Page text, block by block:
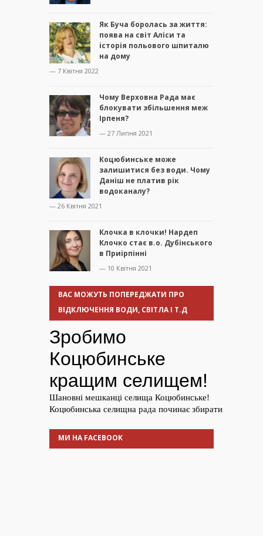
Як Буча боролась за життя:
поява на світ Аліси та
історія польового шпиталю
на дому
— 7 Квітня 2022
Чому Верховна Рада має
блокувати збільшення меж
Ірпеня?
— 27 Липня 2021
Коцюбинське може
залишитися без води. Чому
Даніш не платив рік
водоканалу?
— 26 Квітня 2021
Клочка в клочки! Нардеп
Клочко стає в.о. Дубінського
в Приірпінні
— 10 Квітня 2021
ВАС МОЖУТЬ ПОПЕРЕДЖАТИ ПРО
ВІДКЛЮЧЕННЯ ВОДИ, СВІТЛА І Т.Д
МИ НА FACEBOOK